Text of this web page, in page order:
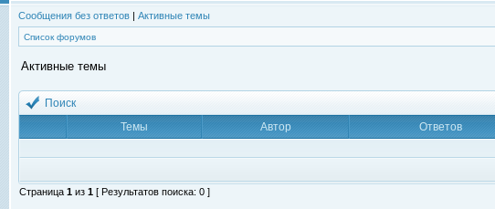
Сообщения без ответов | Активные темы
Список форумов
Активные темы
Поиск
Темы
Автор Ответов
Страница 1 из 1 [ Результатов поиска: 0 ]